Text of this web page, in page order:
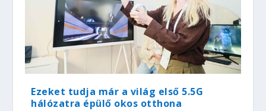
Ezeket tudja már a világ első 5.5G
hálózatra épülő okos otthona